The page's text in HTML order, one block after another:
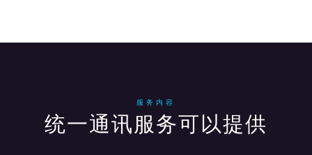
服务内容
统一通讯服务可以提供